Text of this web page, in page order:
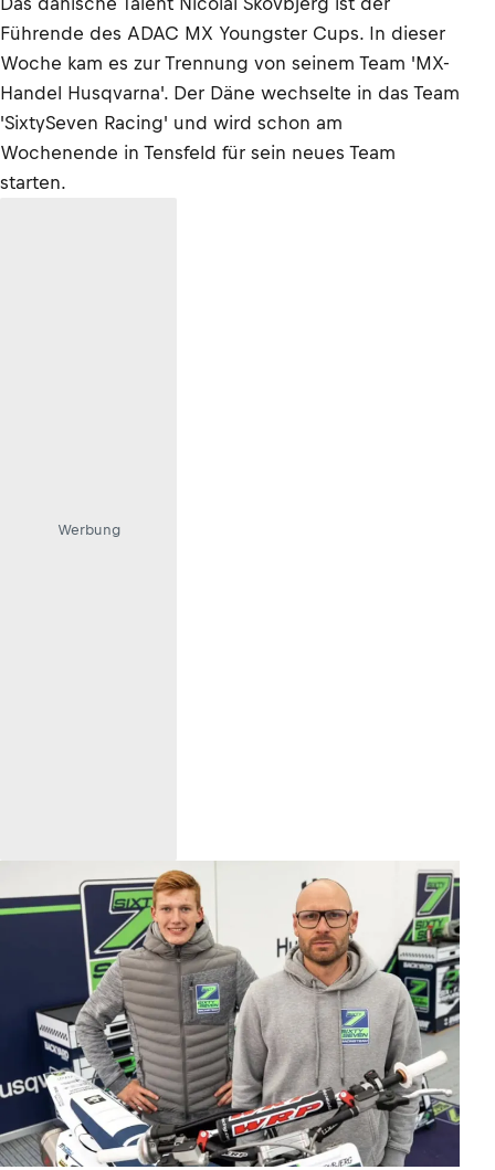
Führende des ADAC MX Youngster Cups. In dieser
Woche kam es zur Trennung von seinem Team 'MX-
Handel Husqvarna'. Der Däne wechselte in das Team
'SixtySeven Racing' und wird schon am
Wochenende in Tensfeld für sein neues Team
starten.
Werbung